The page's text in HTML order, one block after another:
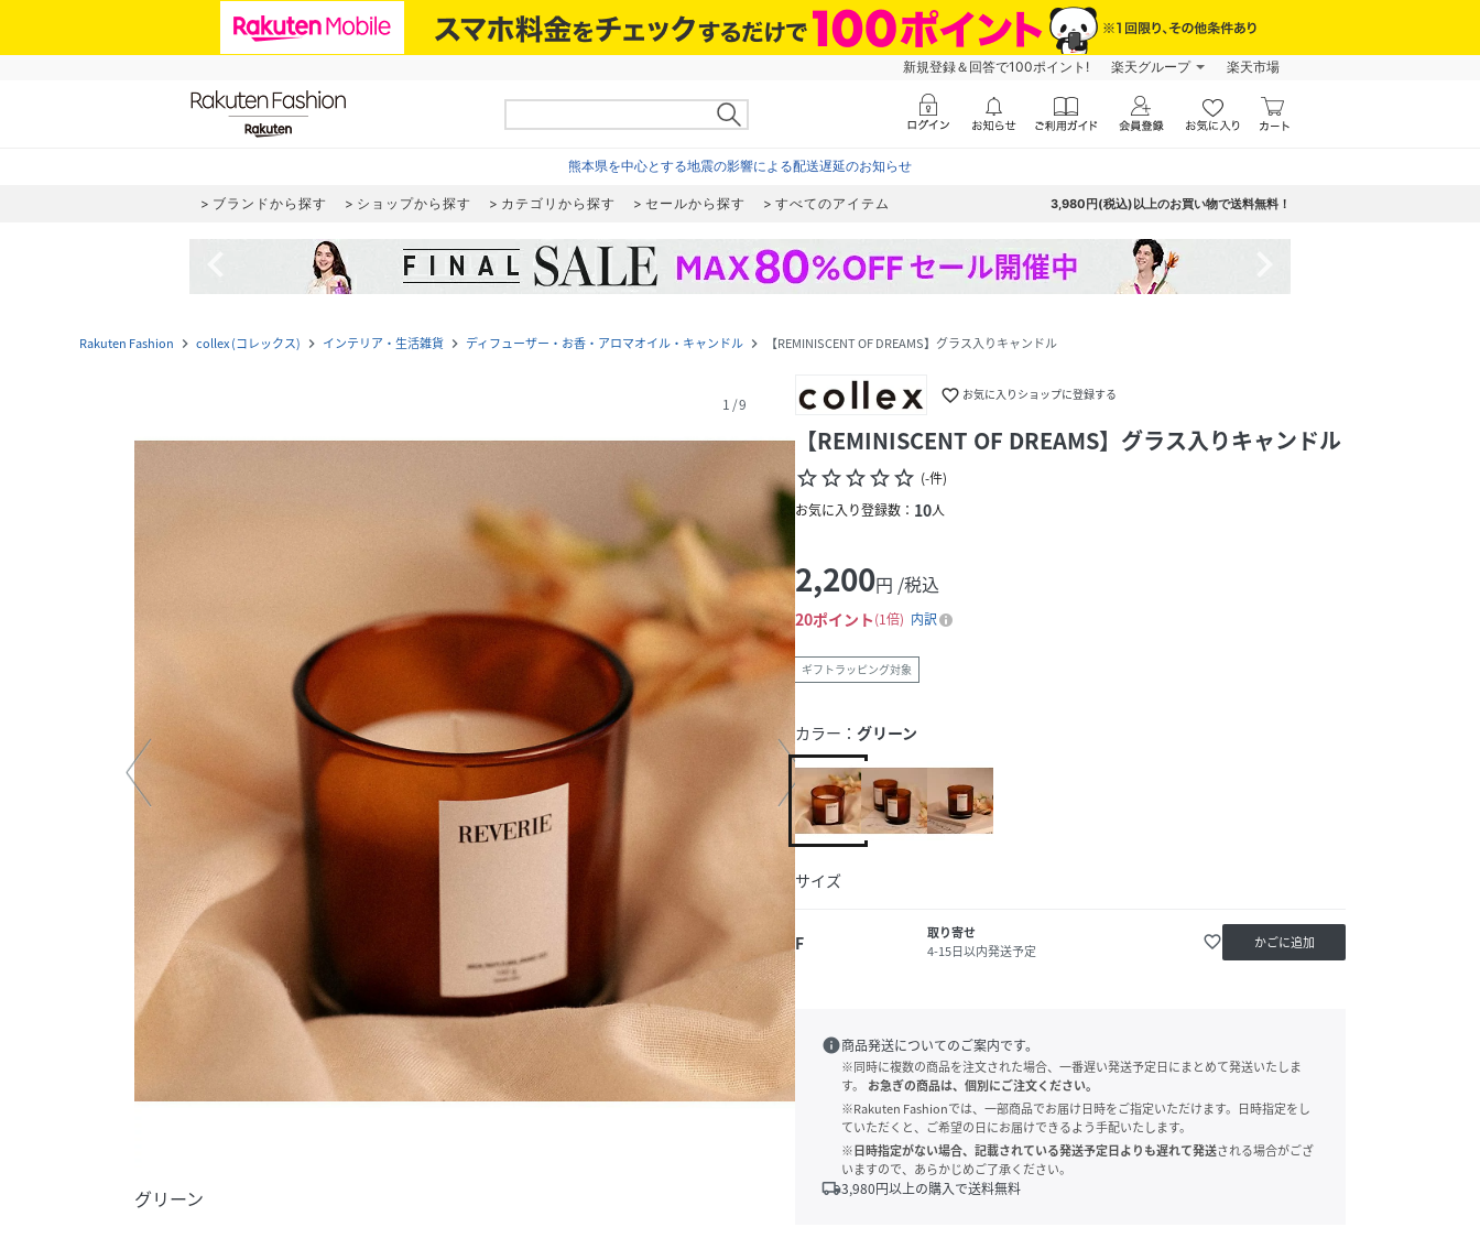
新規登録＆回答で100ポイント! 楽天グループ 楽天市場
熊本県を中心とする地震の影響による配送遅延のお知らせ
ブランドから探す ショップから探す カテゴリから探す セールから探す すべてのアイテム 3,980円(税込)以上のお買い物で送料無料！
Rakuten Fashion navigate_next collex (コレックス) navigate_next インテリア・生活雑貨 navigate_next ディフューザー・お香・アロマオイル・キャンドル navigate_next 【REMINISCENT OF DREAMS】グラス入りキャンドル
1 /9
グリーン
favorite_border お気に入りショップに登録する
【REMINISCENT OF DREAMS】グラス入りキャンドル
star_borderstar_borderstar_borderstar_borderstar_border (-件)
お気に入り登録数： 10人
2,200円 /税込
20ポイント 1倍 内訳
ギフトラッピング対象
カラー： グリーン
サイズ
F
取り寄せ
4-15日以内発送予定
favorite_border かごに追加
info商品発送についてのご案内です。
※同時に複数の商品を注文された場合、一番遅い発送予定日にまとめて発送いたしま
す。
お急ぎの商品は、個別にご注文ください。
※Rakuten Fashionでは、一部商品でお届け日時をご指定いただけます。日時指定をし
ていただくと、ご希望の日にお届けできるよう手配いたします。
※日時指定がない場合、記載されている発送予定日よりも遅れて発送される場合がござ
いますので、あらかじめご了承ください。
local_shipping3,980円以上の購入で送料無料